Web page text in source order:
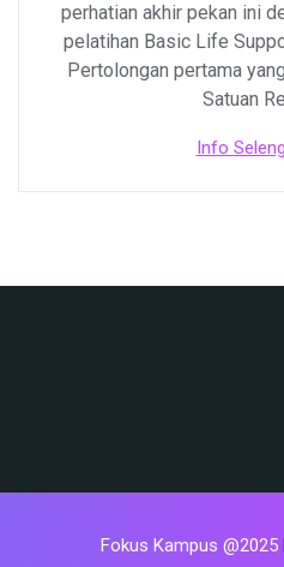
perhatian akhir pekan ini
pelatihan Basic Life
Pertolongan pertama
Satuan
Info
Fokus Kampus @2025